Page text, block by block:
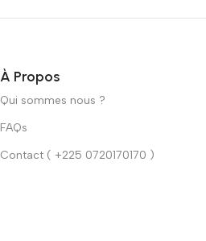
À Propos
Qui sommes nous ?
FAQs
Contact ( +225 0720170170 )